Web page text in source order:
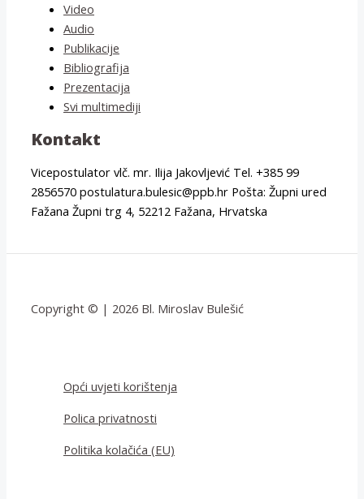
Video
Audio
Publikacije
Bibliografija
Prezentacija
Svi multimediji
Kontakt
Vicepostulator vlč. mr. Ilija Jakovljević Tel. +385 99
2856570 postulatura.bulesic@ppb.hr Pošta: Župni ured
Fažana Župni trg 4, 52212 Fažana, Hrvatska
Copyright © | 2026 Bl. Miroslav Bulešić
Opći uvjeti korištenja
Polica privatnosti
Politika kolačića (EU)